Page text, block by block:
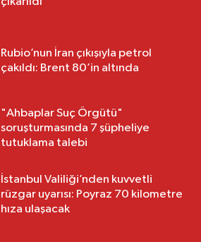
Rubio’nun İran çıkışıyla petrol
çakıldı: Brent 80’in altında
"Ahbaplar Suç Örgütü"
soruşturmasında 7 şüpheliye
tutuklama talebi
İstanbul Valiliği’nden kuvvetli
rüzgar uyarısı: Poyraz 70 kilometre
hıza ulaşacak